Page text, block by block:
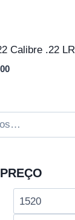
Calibre .22 LR
O
é:
R$2,970.00.
Preço